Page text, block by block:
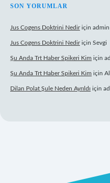
SON YORUMLAR
Jus Cogens Doktrini Nediriçin admin
Jus Cogens Doktrini Nediriçin Sevgi
Şu Anda Trt Haber Spikeri Kim için
Şu Anda Trt Haber Spikeri Kim için
Dilan Polat Şule Neden Ayrıldı için